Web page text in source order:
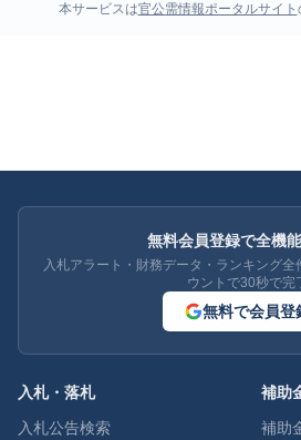
本サービスは官公需情報ポータルサイト
無料会員登録で全機
入札アラート・財務データ・ランキング
ウントで30秒で完
無料で会員登
入札・落札
入札公告検索
補助
補助